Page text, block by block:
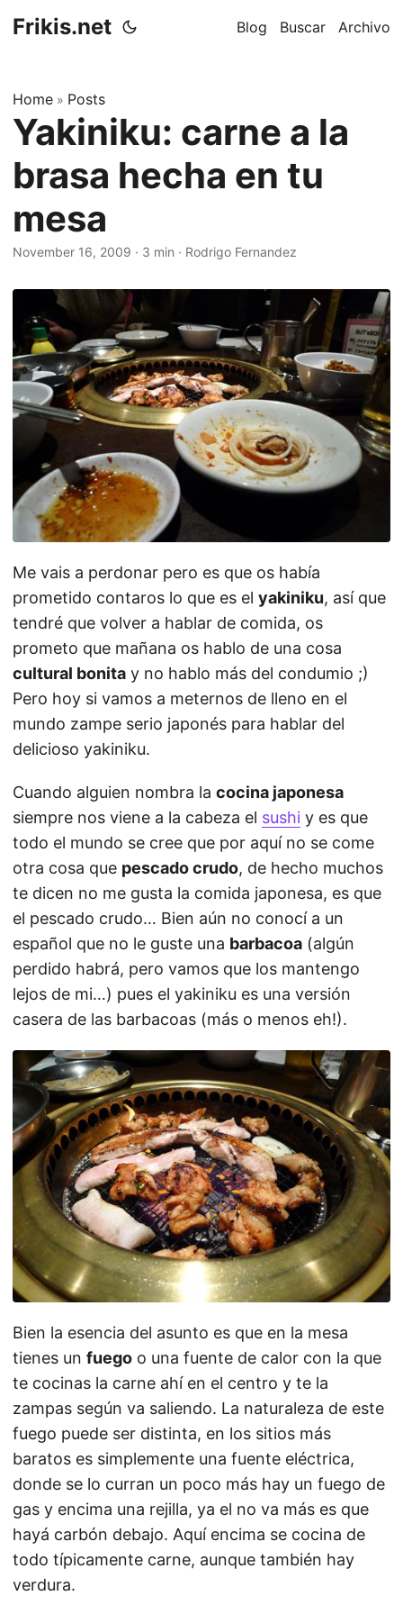
Frikis.net Blog Buscar Archivo
Home » Posts
Yakiniku: carne a la
brasa hecha en tu
mesa
November 16, 2009 · 3 min · Rodrigo Fernandez
Me vais a perdonar pero es que os había
prometido contaros lo que es el yakiniku, así que
tendré que volver a hablar de comida, os
prometo que mañana os hablo de una cosa
cultural bonita y no hablo más del condumio ;)
Pero hoy si vamos a meternos de lleno en el
mundo zampe serio japonés para hablar del
delicioso yakiniku.
Cuando alguien nombra la cocina japonesa
siempre nos viene a la cabeza el sushi y es que
todo el mundo se cree que por aquí no se come
otra cosa que pescado crudo, de hecho muchos
te dicen no me gusta la comida japonesa, es que
el pescado crudo… Bien aún no conocí a un
español que no le guste una barbacoa (algún
perdido habrá, pero vamos que los mantengo
lejos de mi…) pues el yakiniku es una versión
casera de las barbacoas (más o menos eh!).
Bien la esencia del asunto es que en la mesa
tienes un fuego o una fuente de calor con la que
te cocinas la carne ahí en el centro y te la
zampas según va saliendo. La naturaleza de este
fuego puede ser distinta, en los sitios más
baratos es simplemente una fuente eléctrica,
donde se lo curran un poco más hay un fuego de
gas y encima una rejilla, ya el no va más es que
hayá carbón debajo. Aquí encima se cocina de
todo típicamente carne, aunque también hay
verdura.